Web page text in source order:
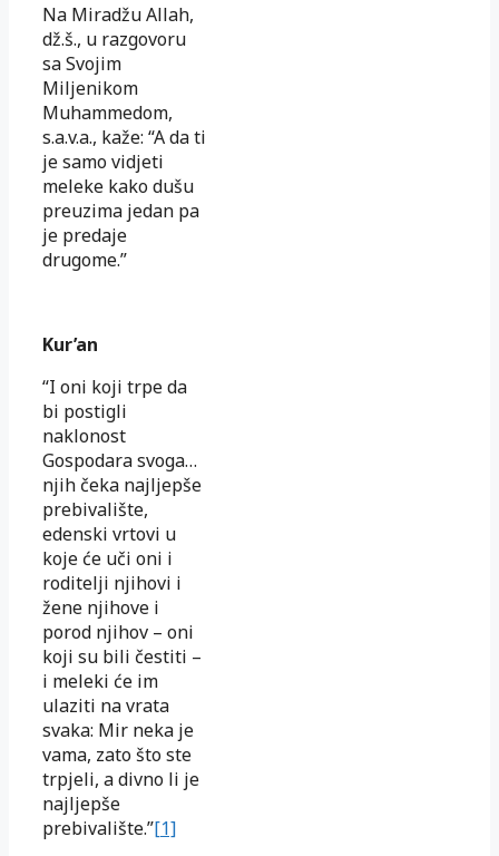
Na Miradžu Allah,
dž.š., u razgovoru
sa Svojim
Miljenikom
Muhammedom,
s.a.v.a., kaže: “A da ti
je samo vidjeti
meleke kako dušu
preuzima jedan pa
je predaje
drugome.”
Kur’an
“I oni koji trpe da
bi postigli
naklonost
Gospodara svoga…
njih čeka najljepše
prebivalište,
edenski vrtovi u
koje će uči oni i
roditelji njihovi i
žene njihove i
porod njihov – oni
koji su bili čestiti –
i meleki će im
ulaziti na vrata
svaka: Mir neka je
vama, zato što ste
trpjeli, a divno li je
najljepše
prebivalište.”[1]